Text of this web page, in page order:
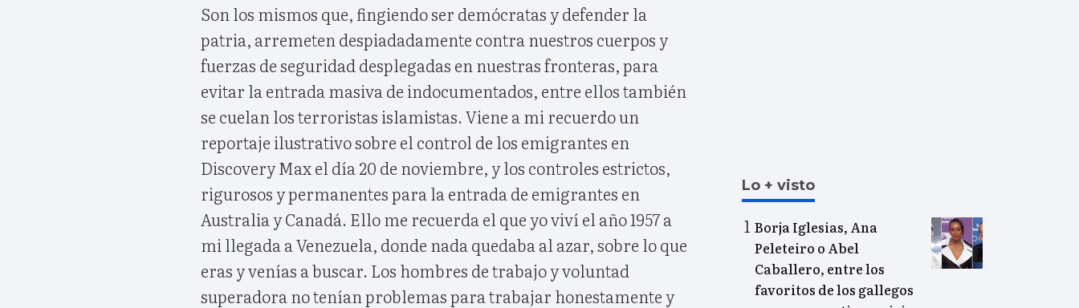
Son los mismos que, fingiendo ser demócratas y defender la
patria, arremeten despiadadamente contra nuestros cuerpos y
fuerzas de seguridad desplegadas en nuestras fronteras, para
evitar la entrada masiva de indocumentados, entre ellos también
se cuelan los terroristas islamistas. Viene a mi recuerdo un
reportaje ilustrativo sobre el control de los emigrantes en
Discovery Max el día 20 de noviembre, y los controles estrictos,
rigurosos y permanentes para la entrada de emigrantes en
Australia y Canadá. Ello me recuerda el que yo viví el año 1957 a
mi llegada a Venezuela, donde nada quedaba al azar, sobre lo que
eras y venías a buscar. Los hombres de trabajo y voluntad
superadora no tenían problemas para trabajar honestamente y
Lo + visto
Borja Iglesias, Ana
Peleteiro o Abel
Caballero, entre los
favoritos de los gallegos